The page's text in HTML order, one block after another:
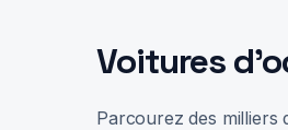
Voitures
Parcourez des milliers